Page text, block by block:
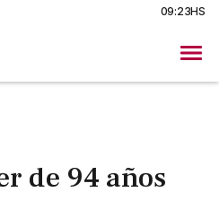
09:23HS
de 94 años